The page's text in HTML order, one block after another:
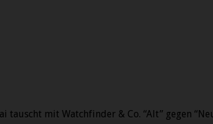
tauscht mit Watchfinder & Co. “Alt” gegen